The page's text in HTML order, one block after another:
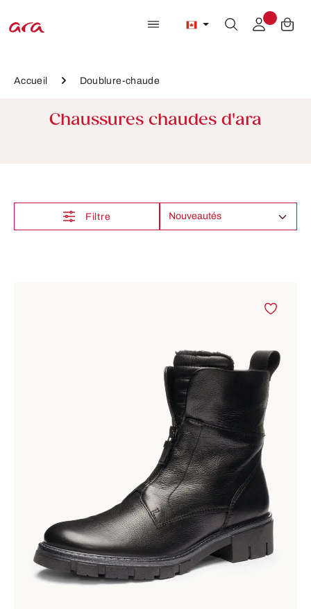
Passer au contenu principal
Accueil Doublure-chaude
Chaussures chaudes d'ara
Filtre